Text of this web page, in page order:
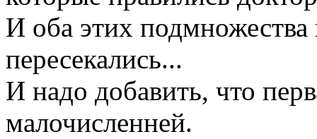
И оба этих подмножества
пересекались...
И надо добавить, что
малочисленней.